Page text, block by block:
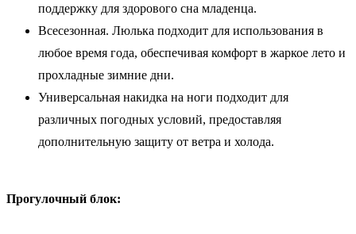
поддержку для здорового сна младенца.
Всесезонная. Люлька подходит для использования в
любое время года, обеспечивая комфорт в жаркое лето и
прохладные зимние дни.
Универсальная накидка на ноги подходит для
различных погодных условий, предоставляя
дополнительную защиту от ветра и холода.
Прогулочный блок: